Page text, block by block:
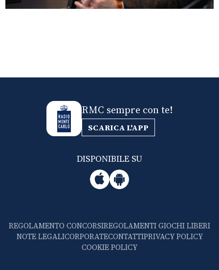
RMC sempre con te!
SCARICA L'APP
DISPONIBILE SU
REGOLAMENTO CONCORSIREGOLAMENTI GIOCHI LIBERI
NOTE LEGALICORPORATECONTATTIPRIVACY POLICY
COOKIE POLICY